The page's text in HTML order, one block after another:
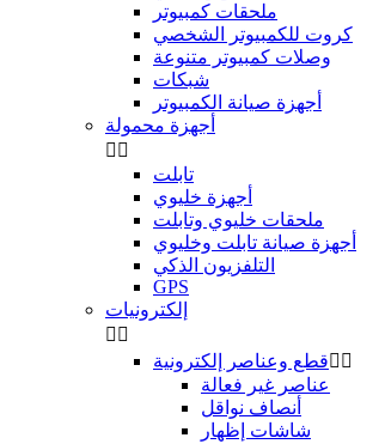
ملحقات كمبيوتر
كروت للكمبيوتر الشخصي
وصلات كمبيوتر متنوعة
شبكات
أجهزة صيانة الكمبيوتر
أجهزة محمولة
 
تابلت
أجهزة خليوي
ملحقات خليوي وتابلت
أجهزة صيانة تابلت وخليوي
التلفزيون الذكي
GPS
إلكترونيات
 
قطع وعناصر إلكترونية 
عناصر غير فعالة
أنصاف نواقل
شاشات إظهار